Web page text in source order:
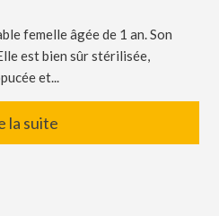
femelle âgée de 1 an. Son
est bien sûr stérilisée,
et...
la suite